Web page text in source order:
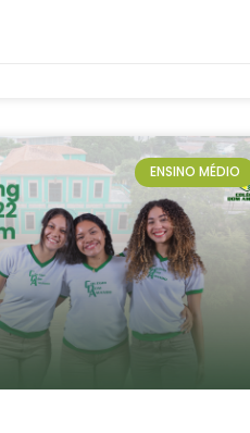
ENSINO MÉDIO